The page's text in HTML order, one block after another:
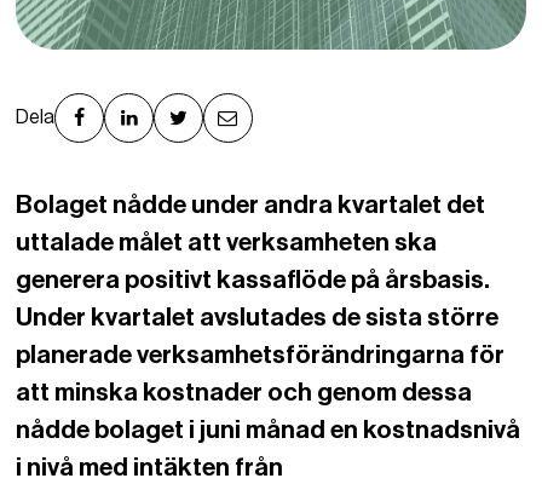
Dela
Bolaget nådde under andra kvartalet det
uttalade målet att verksamheten ska
generera positivt kassaflöde på årsbasis.
Under kvartalet avslutades de sista större
planerade verksamhetsförändringarna för
att minska kostnader och genom dessa
nådde bolaget i juni månad en kostnadsnivå
i nivå med intäkten från